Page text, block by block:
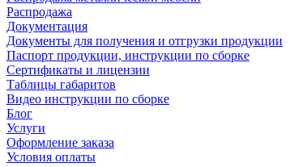
Распродажа
Документация
Документы для получения и отгрузки продукции
Паспорт продукции, инструкции по сборке
Сертификаты и лицензии
Таблицы габаритов
Видео инструкции по сборке
Блог
Услуги
Оформление заказа
Условия оплаты